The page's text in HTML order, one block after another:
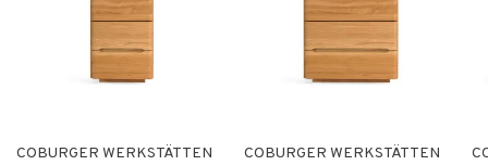
COBURGER WERKSTÄTTEN
COBURGER WERKSTÄTTEN